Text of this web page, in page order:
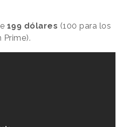
199 dólares (100 para los